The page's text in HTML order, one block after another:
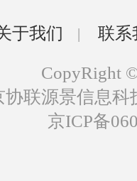
于我们 联系
CopyRight
协联源景信息
京ICP备